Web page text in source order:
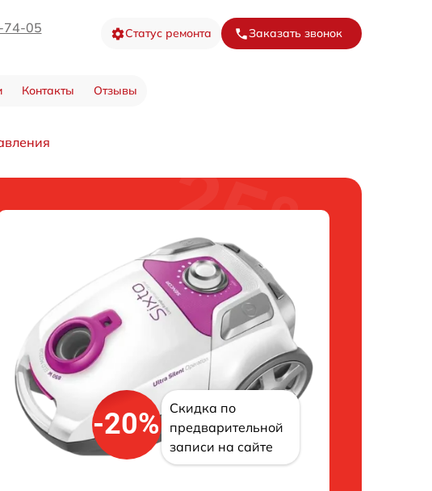
74-05 Статус ремонта Заказать звонок
Контакты Отзывы
-20%
Скидка по
предварительной
записи на сайте